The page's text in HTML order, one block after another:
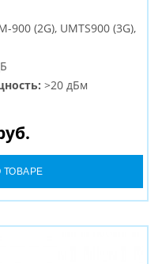
900 (2G), UMTS900 (3G),
>20 дБм
ТОВАРЕ